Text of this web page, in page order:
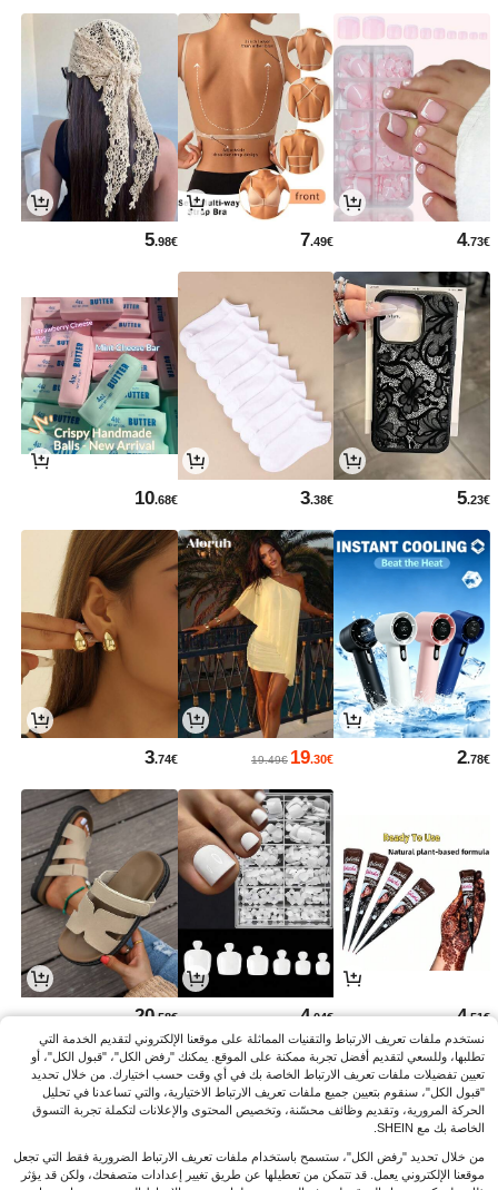
4.73€
7.49€
5.98€
5.23€
3.38€
10.68€
2.78€
19.30€
19.49€
3.74€
4.51€
4.04€
20.58€
نستخدم ملفات تعريف الارتباط والتقنيات المماثلة على موقعنا الإلكتروني لتقديم الخدمة التي
تطلبها، وللسعي لتقديم أفضل تجربة ممكنة على الموقع. يمكنك "رفض الكل"، "قبول الكل"، أو
تعيين تفضيلات ملفات تعريف الارتباط الخاصة بك في أي وقت حسب اختيارك. من خلال تحديد
"قبول الكل"، سنقوم بتعيين جميع ملفات تعريف الارتباط الاختيارية، والتي تساعدنا في تحليل
الحركة المرورية، وتقديم وظائف محسّنة، وتخصيص المحتوى والإعلانات لتكملة تجربة التسوق
الخاصة بك مع SHEIN.
من خلال تحديد "رفض الكل"، ستسمح باستخدام ملفات تعريف الارتباط الضرورية فقط التي تجعل
موقعنا الإلكتروني يعمل. قد تتمكن من تعطيلها عن طريق تغيير إعدادات متصفحك، ولكن قد يؤثر